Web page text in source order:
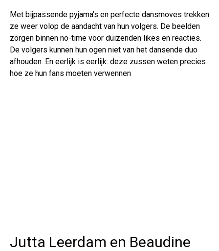
Met bijpassende pyjama’s en perfecte dansmoves trekken
ze weer volop de aandacht van hun volgers. De beelden
zorgen binnen no-time voor duizenden likes en reacties.
De volgers kunnen hun ogen niet van het dansende duo
afhouden. En eerlijk is eerlijk: deze zussen weten precies
hoe ze hun fans moeten verwennen
Jutta Leerdam en Beaudine